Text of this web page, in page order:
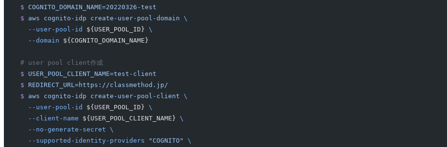
$ COGNITO_DOMAIN_NAME=20220326-test
$ aws cognito-idp create-user-pool-domain \
  --user-pool-id
${USER_POOL_ID} \
  --domain
${COGNITO_DOMAIN_NAME}
# user pool client作成
$ USER_POOL_CLIENT_NAME=test-client
$ REDIRECT_URL=https://classmethod.jp/
$ aws cognito-idp create-user-pool-client \
  --user-pool-id
${USER_POOL_ID} \
  --client-name
${USER_POOL_CLIENT_NAME} \
  --no-generate-secret
\
  --supported-identity-providers
"COGNITO"
\